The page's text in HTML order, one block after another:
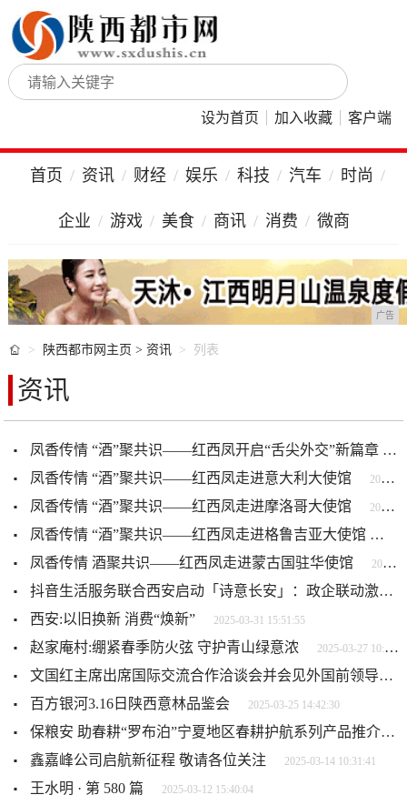
设为首页 加入收藏 客户端
首页 资讯 财经 娱乐 科技 汽车 时尚
企业 游戏 美食 商讯 消费 微商
广告
 陕西都市网主页 > 资讯 列表
资讯
凤香传情 “酒”聚共识——红西凤开启“舌尖外交”新篇章
凤香传情 “酒”聚共识——红西凤走进意大利大使馆 2025-04-07 10:04:34
凤香传情 “酒”聚共识——红西凤走进摩洛哥大使馆 2025-04-07 09:58:26
凤香传情 “酒”聚共识——红西凤走进格鲁吉亚大使馆
凤香传情 酒聚共识——红西凤走进蒙古国驻华使馆 2025-04-07 09:51:54
抖音生活服务联合西安启动「诗意长安」：政企联动激活节后消费热
西安:以旧换新 消费“焕新”
2025-03-31 15:51:55
赵家庵村:绷紧春季防火弦 守护青山绿意浓 2025-03-27 10:48:57
文国红主席出席国际交流合作洽谈会并会见外国前领导人
百方银河3.16日陕西意林品鉴会
2025-03-25 14:42:30
保粮安 助春耕“罗布泊”宁夏地区春耕护航系列产品推介活动顺利举办
鑫嘉峰公司启航新征程 敬请各位关注
2025-03-14 10:31:41
王水明 · 第 580 篇 2025-03-12 15:40:04